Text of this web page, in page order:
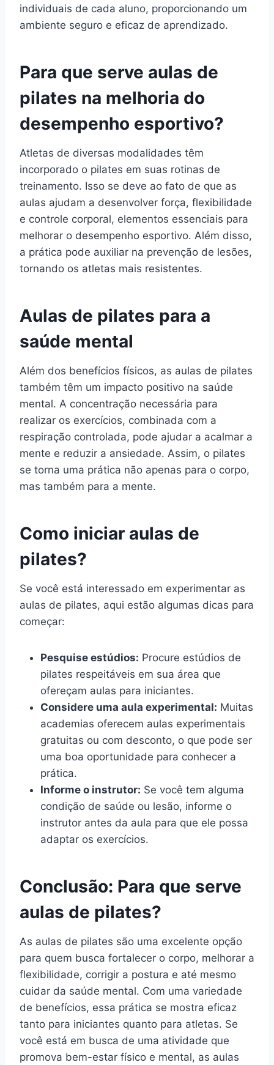
individuais de cada aluno, proporcionando um
ambiente seguro e eficaz de aprendizado.
Para que serve aulas de
pilates na melhoria do
desempenho esportivo?
Atletas de diversas modalidades têm
incorporado o pilates em suas rotinas de
treinamento. Isso se deve ao fato de que as
aulas ajudam a desenvolver força, flexibilidade
e controle corporal, elementos essenciais para
melhorar o desempenho esportivo. Além disso,
a prática pode auxiliar na prevenção de lesões,
tornando os atletas mais resistentes.
Aulas de pilates para a
saúde mental
Além dos benefícios físicos, as aulas de pilates
também têm um impacto positivo na saúde
mental. A concentração necessária para
realizar os exercícios, combinada com a
respiração controlada, pode ajudar a acalmar a
mente e reduzir a ansiedade. Assim, o pilates
se torna uma prática não apenas para o corpo,
mas também para a mente.
Como iniciar aulas de
pilates?
Se você está interessado em experimentar as
aulas de pilates, aqui estão algumas dicas para
começar:
Pesquise estúdios: Procure estúdios de
pilates respeitáveis em sua área que
ofereçam aulas para iniciantes.
Considere uma aula experimental: Muitas
academias oferecem aulas experimentais
gratuitas ou com desconto, o que pode ser
uma boa oportunidade para conhecer a
prática.
Informe o instrutor: Se você tem alguma
condição de saúde ou lesão, informe o
instrutor antes da aula para que ele possa
adaptar os exercícios.
Conclusão: Para que serve
aulas de pilates?
As aulas de pilates são uma excelente opção
para quem busca fortalecer o corpo, melhorar a
flexibilidade, corrigir a postura e até mesmo
cuidar da saúde mental. Com uma variedade
de benefícios, essa prática se mostra eficaz
tanto para iniciantes quanto para atletas. Se
você está em busca de uma atividade que
promova bem-estar físico e mental, as aulas